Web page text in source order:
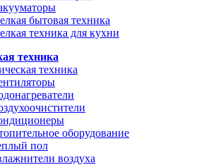
бытовая техника
техника для кухни
техника
техника
оборудование
пол
воздуха